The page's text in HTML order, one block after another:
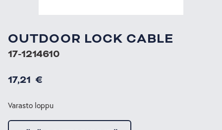
OUTDOOR LOCK CABLE
17-1214610
17,21 €
Varasto loppu